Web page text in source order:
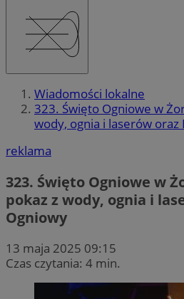
Wiadomości lokalne
323. Święto Ogniowe w
wody, ognia i laserów oraz
reklama
323. Święto Ogniowe w
pokaz z wody, ognia i
Ogniowy
13 maja 2025 09:15
Czas czytania: 4 min.